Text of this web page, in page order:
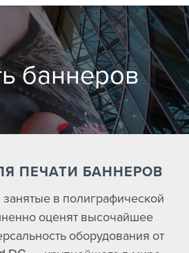
баннеров
ПЕЧАТИ БАННЕРОВ
в полиграфической
оценят высочайшее
оборудования от